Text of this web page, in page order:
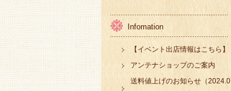
Infomation
【イベント出店情報はこちら】
アンテナショップのご案内
送料値上げのお知らせ（2024.0